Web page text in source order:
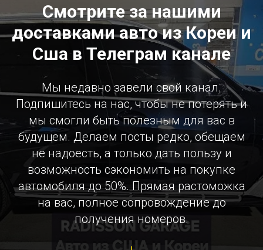
Смотрите за нашими
доставками авто из Кореи и
Сша в Телеграм канале
Мы недавно завели свой канал.
Подпишитесь на нас, чтобы не потерять и
мы смогли быть полезным для вас в
будущем. Делаем посты редко, обещаем
не надоесть, а только дать пользу и
возможность сэкономить на покупке
автомобиля до 50%. Прямая растоможка
на вас, полное сопровождение до
получения номеров.